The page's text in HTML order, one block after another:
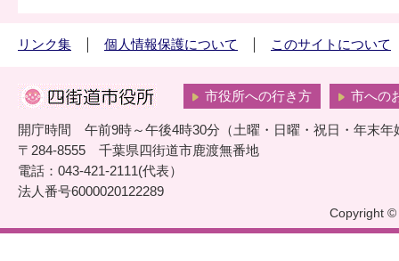
リンク集 個人情報保護について このサイトについて
市役所への行き方 市への
開庁時間 午前9時～午後4時30分（土曜・日曜・祝日・年末年
〒284-8555 千葉県四街道市鹿渡無番地
電話：043-421-2111(代表）
法人番号6000020122289
Copyright ©